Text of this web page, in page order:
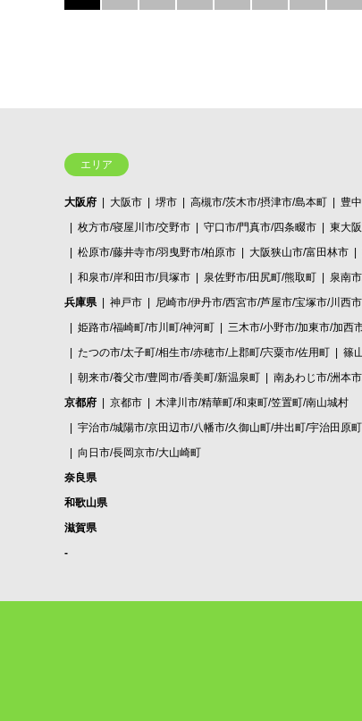
エリア
大阪府 大阪市 堺市 高槻市/茨木市/摂津市/島本町 豊
枚方市/寝屋川市/交野市
守口市/門真市/四条畷市
東大
松原市/藤井寺市/羽曳野市/柏原市
大阪狭山市/富田林市
和泉市/岸和田市/貝塚市
泉佐野市/田尻町/熊取町
泉南
兵庫県
神戸市 尼崎市/伊丹市/西宮市/芦屋市/宝塚市/川西市
姫路市/福崎町/市川町/神河町
三木市/小野市/加東市/加西
たつの市/太子町/相生市/赤穂市/上郡町/宍粟市/佐用町
篠
朝来市/養父市/豊岡市/香美町/新温泉町
南あわじ市/洲本
京都府
京都市
木津川市/精華町/和束町/笠置町/南山城村
宇治市/城陽市/京田辺市/八幡市/久御山町/井出町/宇治田原町
向日市/長岡京市/大山崎町
奈良県
和歌山県
滋賀県
-